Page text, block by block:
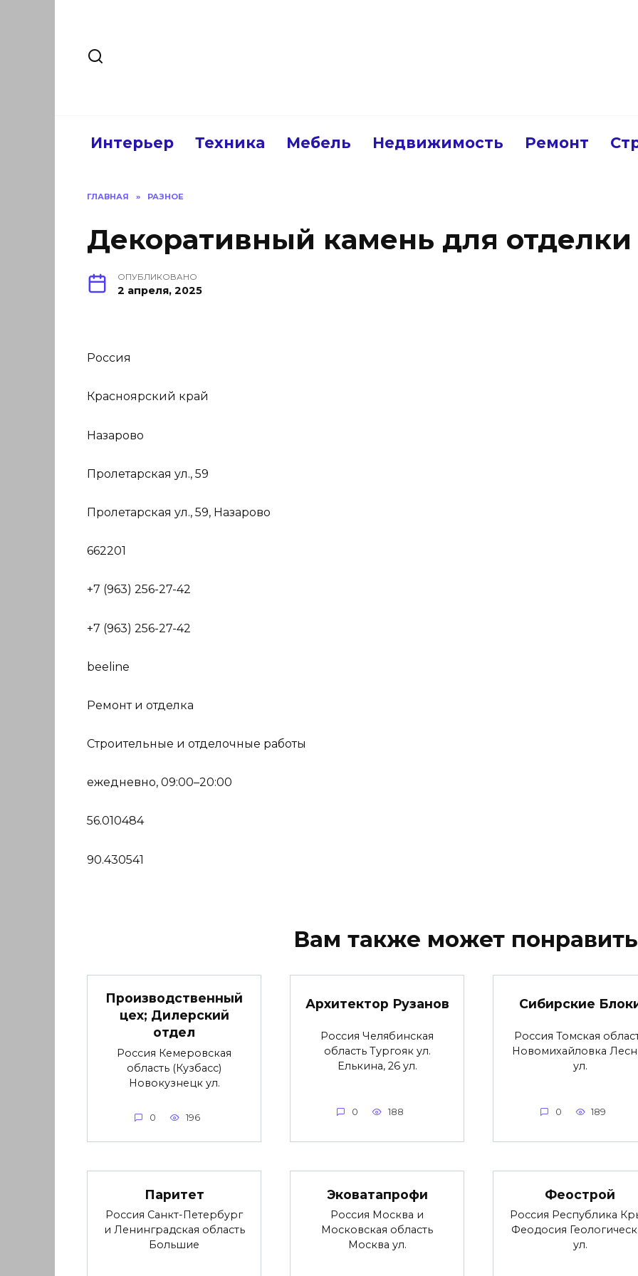
Интерьер Техника Мебель Недвижимость Ремонт
ГЛАВНАЯ » РАЗНОЕ
Декоративный камень для
ОПУБЛИКОВАНО
2 апреля, 2025
Россия
Красноярский край
Назарово
Пролетарская ул., 59
Пролетарская ул., 59, Назарово
662201
+7 (963) 256-27-42
+7 (963) 256-27-42
beeline
Ремонт и отделка
Строительные и отделочные работы
ежедневно, 09:00–20:00
56.010484
90.430541
Вам также может
Производственный
цех; Дилерский
отдел
Россия Кемеровская
область (Кузбасс)
Новокузнецк ул.
0 196
Архитектор Рузанов
Россия Челябинская
область Тургояк ул.
Елькина, 26 ул.
0 188
Сибирские
Россия Томская
Новомихайловка
ул.
0 189
Паритет
Россия Санкт-Петербург
и Ленинградская область
Большие
Эковатапрофи
Россия Москва и
Московская область
Москва ул.
Феострой
Россия Республика
Феодосия
ул.